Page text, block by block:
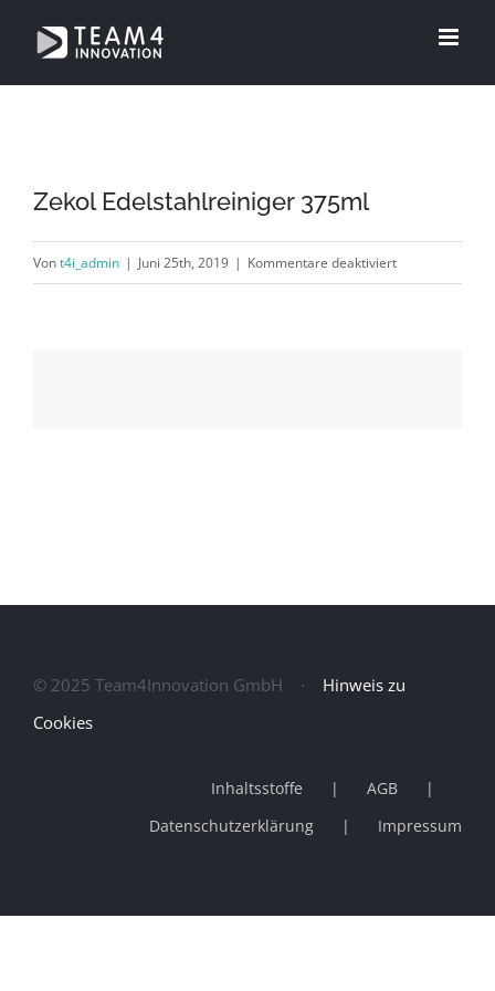
Inhalt
Zekol Edelstahlreiniger 375ml
Vont4i_admin | Juni 25th, 2019 | Kommentare deaktiviertfür
© 2025 Team4Innovation GmbH · Hinweis zu
Cookies
Inhaltsstoffe
AGB
Datenschutzerklärung
Impressum